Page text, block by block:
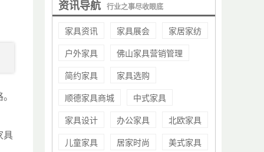
资讯导航 行业之事尽收眼底
家具资讯 家具展会 家居家纺
户外家具 佛山家具营销管理
简约家具 家具选购
顺德家具商城 中式家具
家具设计 办公家具 北欧家具
儿童家具 居家时尚 美式家具
具